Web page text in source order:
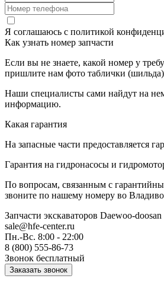
Я соглашаюсь с политикой
Как узнать номер запчасти
Если вы не знаете, какой номер у
пришлите нам фото таблички (шильда)
Наши специалисты сами найдут на
информацию.
Какая гарантия
На запасные части предоставляется
Гарантия на гидронасосы и
По вопросам, связанным с
звоните по нашему номеру во
Запчасти экскаваторов Daewoo-doosan
sale@hfe-center.ru
Пн.-Вс. 8:00 - 22:00
8 (800) 555-86-73
Звонок бесплатный